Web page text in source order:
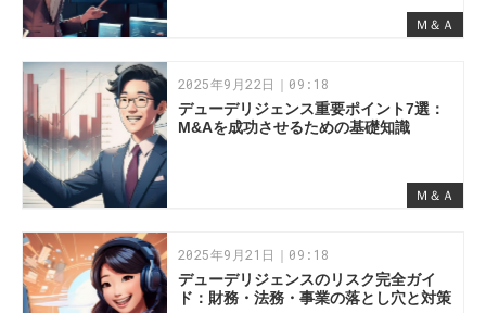
Ｍ＆Ａ
Ｍ＆Ａ
2025年9月22日｜09:18
デューデリジェンス重要ポイント7選：
M&Aを成功させるための基礎知識
2025年9月21日｜09:18
デューデリジェンスのリスク完全ガイ
ド：財務・法務・事業の落とし穴と対策